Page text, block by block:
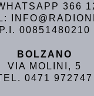
366
P.I. 00851480210
BOLZANO
VIA MOLINI, 5
0471 972747